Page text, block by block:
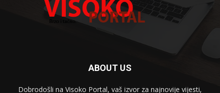
ABOUT US
Dobrodošli na Visoko Portal, vaš izvor za najnovije vijesti,